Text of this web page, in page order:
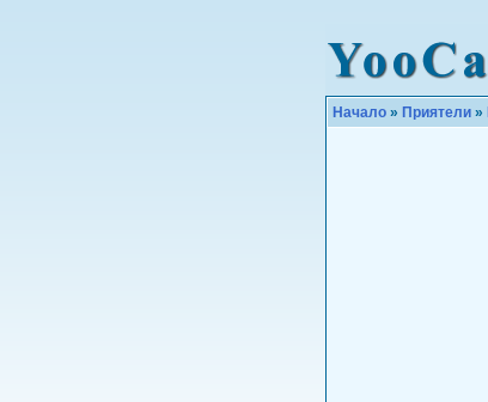
Начало » Приятели »